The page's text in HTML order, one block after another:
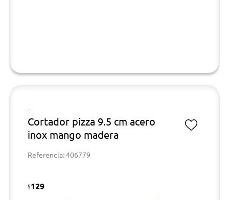
-
Cortador pizza 9.5 cm acero
inox mango madera
Referencia: 406779
$129